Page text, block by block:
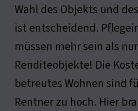
Wahl des Objekts und
ist entscheidend.
müssen mehr sein als nur
Renditeobjekte! Die
betreutes Wohnen sind
Rentner zu hoch. Hier